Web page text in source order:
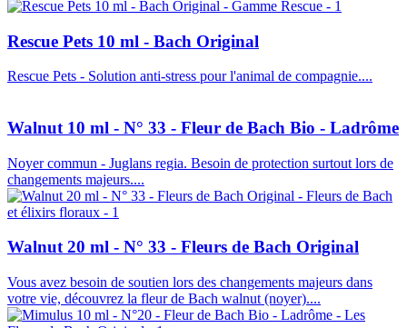
Rescue Pets 10 ml - Bach Original
Rescue Pets - Solution anti-stress pour l'animal de compagnie....
Walnut 10 ml - N° 33 - Fleur de Bach Bio - Ladrôme
Noyer commun - Juglans regia. Besoin de protection surtout lors de
changements majeurs....
Walnut 20 ml - N° 33 - Fleurs de Bach Original
Vous avez besoin de soutien lors des changements majeurs dans
votre vie, découvrez la fleur de Bach walnut (noyer)....